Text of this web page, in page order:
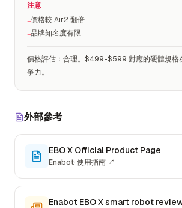
注意
−價格較 Air2 翻倍
−品牌知名度有限
價格評估 ： 合理。$499-$599 對應的硬體規格
爭力。
外部參考
EBO X Official Product Page
Enabot·使用指南 ↗
Enabot EBO X smart robot